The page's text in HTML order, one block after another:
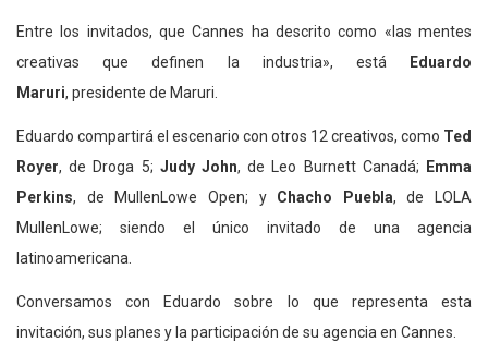
Entre los invitados, que Cannes ha descrito como «las mentes
creativas que definen la industria», está
Eduardo
Maruri, presidente de Maruri.
Eduardo compartirá el escenario con otros 12 creativos, como Ted
Royer, de Droga 5; Judy John, de Leo Burnett Canadá;
Emma
Perkins, de MullenLowe Open; y Chacho Puebla, de LOLA
MullenLowe; siendo el único invitado de una agencia
latinoamericana.
Conversamos con Eduardo sobre lo que representa esta
invitación, sus planes y la participación de su agencia en Cannes.